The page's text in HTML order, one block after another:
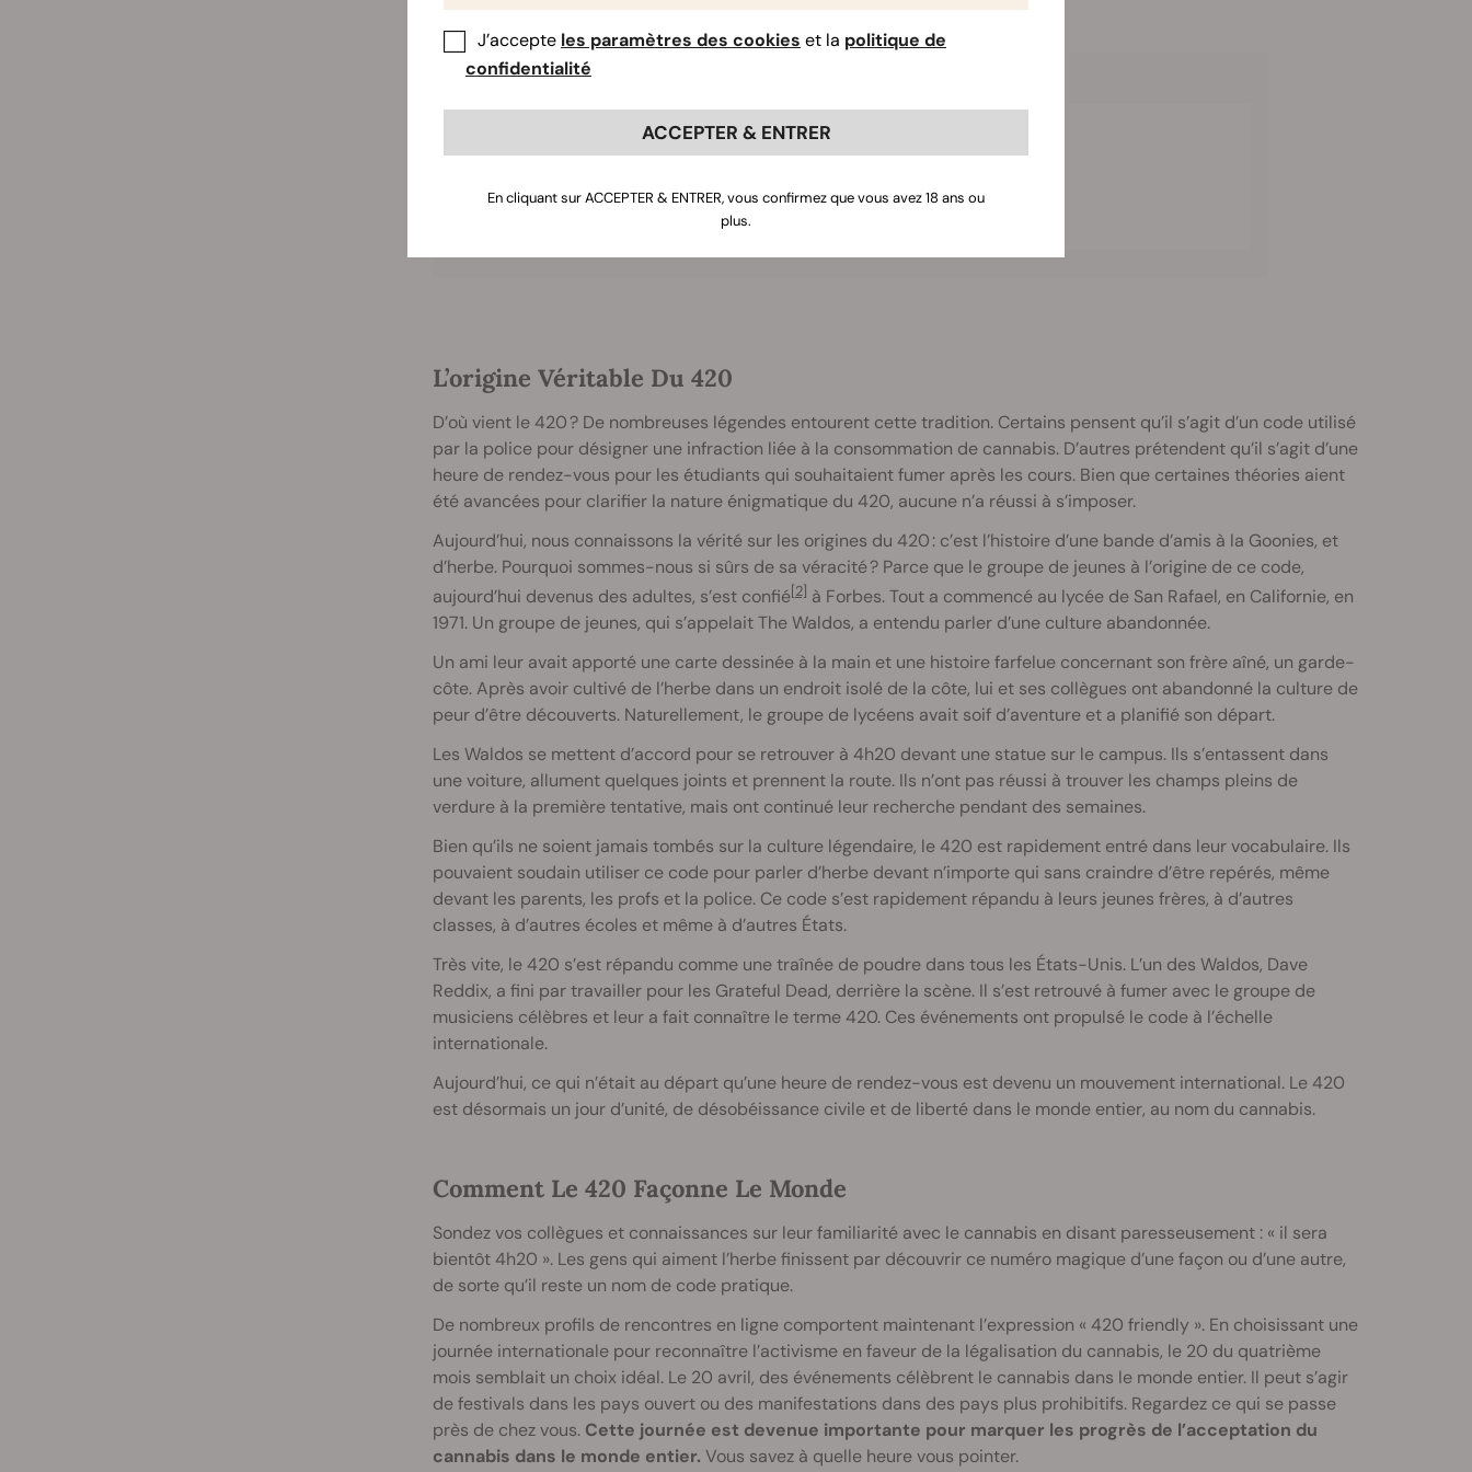
Article Lié
Top 10 Des Mythes Sur Le Cannabis
L’origine Véritable Du 420
D’où vient le 420 ? De nombreuses légendes entourent cette tradition. Certains pensent qu’il s’agit d’un code utilisé
par la police pour désigner une infraction liée à la consommation de cannabis. D’autres prétendent qu’il s’agit d’une
heure de rendez-vous pour les étudiants qui souhaitaient fumer après les cours. Bien que certaines théories aient
été avancées pour clarifier la nature énigmatique du 420, aucune n’a réussi à s’imposer.
Aujourd’hui, nous connaissons la vérité sur les origines du 420 : c’est l’histoire d’une bande d’amis à la Goonies, et
d’herbe. Pourquoi sommes-nous si sûrs de sa véracité ? Parce que le groupe de jeunes à l’origine de ce code,
aujourd’hui devenus des adultes, s’est confié[2] à Forbes. Tout a commencé au lycée de San Rafael, en Californie, en
1971. Un groupe de jeunes, qui s’appelait The Waldos, a entendu parler d’une culture abandonnée.
Un ami leur avait apporté une carte dessinée à la main et une histoire farfelue concernant son frère aîné, un garde-
côte. Après avoir cultivé de l’herbe dans un endroit isolé de la côte, lui et ses collègues ont abandonné la culture de
peur d’être découverts. Naturellement, le groupe de lycéens avait soif d’aventure et a planifié son départ.
Les Waldos se mettent d’accord pour se retrouver à 4h20 devant une statue sur le campus. Ils s’entassent dans
une voiture, allument quelques joints et prennent la route. Ils n’ont pas réussi à trouver les champs pleins de
verdure à la première tentative, mais ont continué leur recherche pendant des semaines.
Bien qu’ils ne soient jamais tombés sur la culture légendaire, le 420 est rapidement entré dans leur vocabulaire. Ils
pouvaient soudain utiliser ce code pour parler d’herbe devant n’importe qui sans craindre d’être repérés, même
devant les parents, les profs et la police. Ce code s’est rapidement répandu à leurs jeunes frères, à d’autres
classes, à d’autres écoles et même à d’autres États.
Très vite, le 420 s’est répandu comme une traînée de poudre dans tous les États-Unis. L’un des Waldos, Dave
Reddix, a fini par travailler pour les Grateful Dead, derrière la scène. Il s’est retrouvé à fumer avec le groupe de
musiciens célèbres et leur a fait connaître le terme 420. Ces événements ont propulsé le code à l’échelle
internationale.
Aujourd’hui, ce qui n’était au départ qu’une heure de rendez-vous est devenu un mouvement international. Le 420
est désormais un jour d’unité, de désobéissance civile et de liberté dans le monde entier, au nom du cannabis.
Comment Le 420 Façonne Le Monde
Sondez vos collègues et connaissances sur leur familiarité avec le cannabis en disant paresseusement : « il sera
bientôt 4h20 ». Les gens qui aiment l’herbe finissent par découvrir ce numéro magique d’une façon ou d’une autre,
de sorte qu’il reste un nom de code pratique.
De nombreux profils de rencontres en ligne comportent maintenant l’expression « 420 friendly ». En choisissant une
journée internationale pour reconnaître l’activisme en faveur de la légalisation du cannabis, le 20 du quatrième
mois semblait un choix idéal. Le 20 avril, des événements célèbrent le cannabis dans le monde entier. Il peut s’agir
de festivals dans les pays ouvert ou des manifestations dans des pays plus prohibitifs. Regardez ce qui se passe
près de chez vous. Cette journée est devenue importante pour marquer les progrès de l’acceptation du
cannabis dans le monde entier. Vous savez à quelle heure vous pointer.
J’accepte les paramètres des cookies et la politique de
confidentialité
ACCEPTER & ENTRER
En cliquant sur ACCEPTER & ENTRER, vous confirmez que vous avez 18 ans ou
plus.